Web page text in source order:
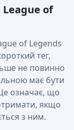
of
of Legends
тег,
не повинно
має бути
означає, що
якщо
з ним.